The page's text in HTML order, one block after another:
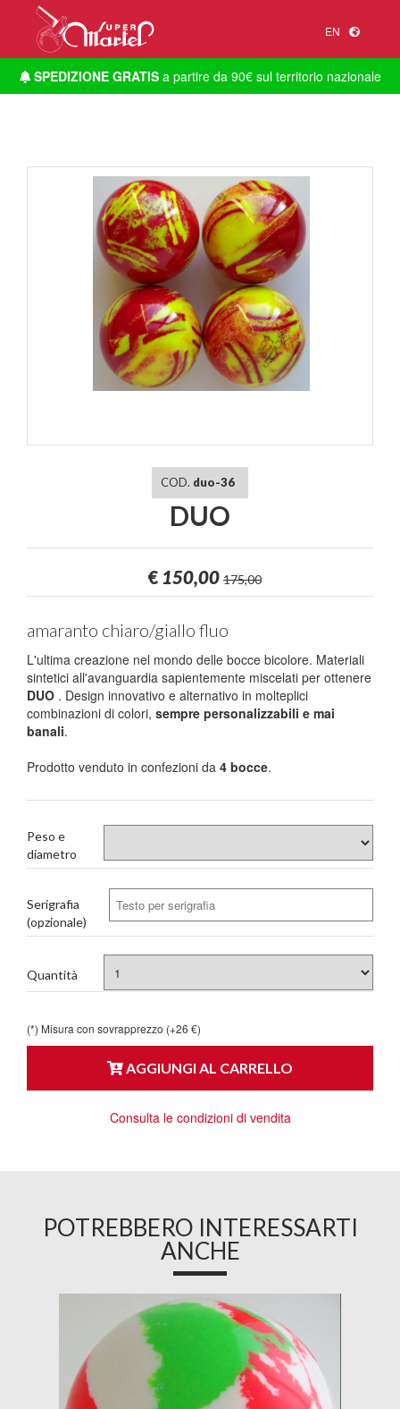
EN
SPEDIZIONE GRATISa partire da 90€ sul territorio nazionale
COD. duo-36
DUO
€ 150,00 175,00
amaranto chiaro/giallo fluo
L'ultima creazione nel mondo delle bocce bicolore. Materiali
sintetici all'avanguardia sapientemente miscelati per ottenere
DUO . Design innovativo e alternativo in molteplici
combinazioni di colori, sempre personalizzabili e mai
banali.
Prodotto venduto in confezioni da 4 bocce.
Peso e
diametro
Serigrafia
(opzionale)
Quantità
(*) Misura con sovrapprezzo (+26 €)
AGGIUNGI AL CARRELLO
Consulta le condizioni di vendita
POTREBBERO INTERESSARTI
ANCHE